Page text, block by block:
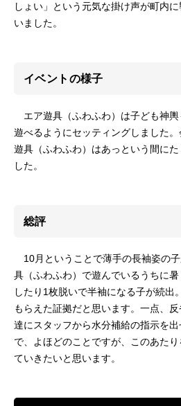
しょい」という元気な掛け声が町内
いました。
イベントの様子
エア遊具（ふわふわ）は子ども神輿
遊べるようにセッティングしました
遊具（ふわふわ）はあっという間に
した。
総評
10月ということで薄手の長袖姿の
具（ふわふわ）で遊んでいるうちに
したり1枚脱いで半袖になる子が続出
もらえた証拠だと思います。一点、
達にスタッフから水分補給の指示を
で、よほどのことですが、このあた
ていきたいと思います。